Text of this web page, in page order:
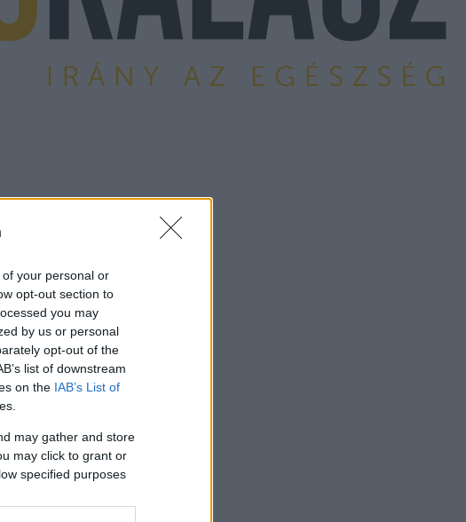
your personal or
opt-out section to
you may
by us or personal
opt-out of the
list of downstream
on the IAB’s List of
may gather and store
may click to grant or
specified purposes